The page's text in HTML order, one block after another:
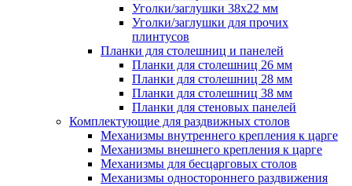
Уголки/заглушки 38х22 мм
Уголки/заглушки для прочих
плинтусов
Планки для столешниц и панелей
Планки для столешниц 26 мм
Планки для столешниц 28 мм
Планки для столешниц 38 мм
Планки для стеновых панелей
Комплектующие для раздвижных столов
Механизмы внутреннего крепления к царге
Механизмы внешнего крепления к царге
Механизмы для бесцарговых столов
Механизмы одностороннего раздвижения